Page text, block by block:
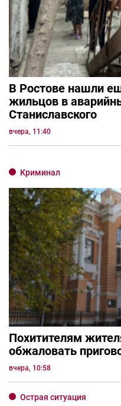
В Ростове нашли
жильцов в
Станиславского
вчера, 11:40
Криминал
Похитителям
обжаловать
вчера, 10:58
Острая ситуация